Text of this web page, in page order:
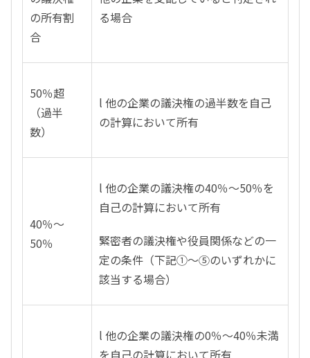
の所有割
合
る場合
50％超
（過半
数）
l 他の企業の議決権の過半数を自己
の計算において所有
40％～
50％
l 他の企業の議決権の40％～50％を
自己の計算において所有
緊密者の議決権や役員関係などの一
定の条件（下記①～⑤のいずれかに
該当する場合）
l 他の企業の議決権の0％～40％未満